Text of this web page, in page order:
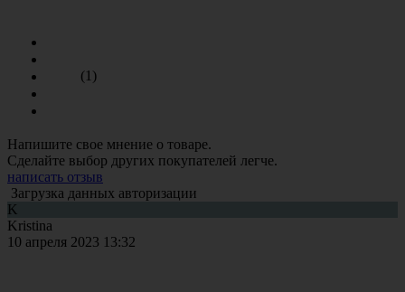
(1)
Напишите свое мнение о товаре.
Сделайте выбор других покупателей легче.
написать отзыв
Загрузка данных авторизации
K
Kristina
10 апреля 2023 13:32